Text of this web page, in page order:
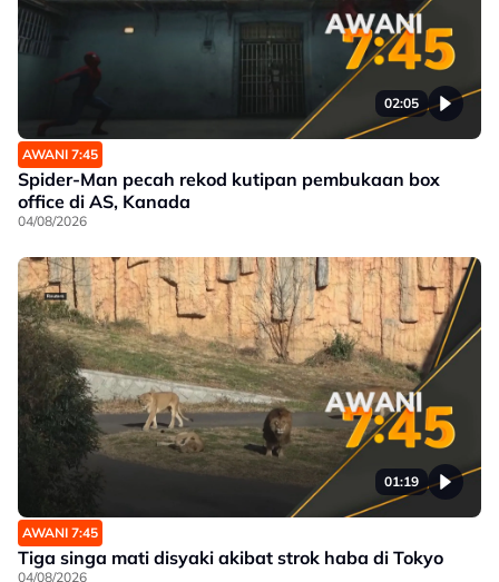
02:05
AWANI 7:45
Spider-Man pecah rekod kutipan pembukaan box
office di AS, Kanada
04/08/2026
01:19
AWANI 7:45
Tiga singa mati disyaki akibat strok haba di Tokyo
04/08/2026